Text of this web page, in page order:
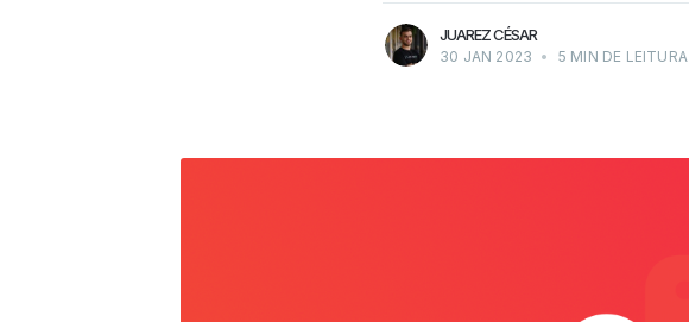
JUAREZ CÉSAR
30 JAN 2023 • 5 MIN DE LEITURA